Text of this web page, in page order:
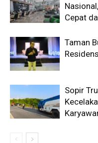
Cepat
Taman
Sopir